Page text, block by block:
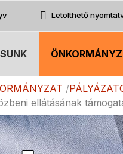
Letölthető
ellátásának